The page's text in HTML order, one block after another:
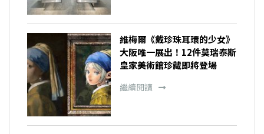
維梅爾《戴珍珠耳環的少女》
大阪唯一展出！12件莫瑞泰斯
皇家美術館珍藏即將登場
繼續閱讀